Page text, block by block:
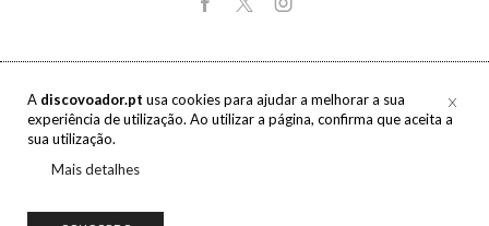
A discovoador.pt usa cookies para ajudar a melhorar a sua
experiência de utilização. Ao utilizar a página, confirma que aceita a
sua utilização.
Mais detalhes
Copyright © 2017-2026 discovoador. Todos os direitos reservados.